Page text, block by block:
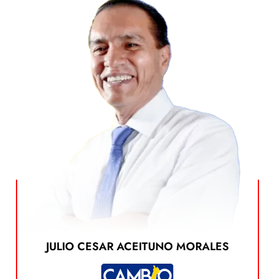
JULIO CESAR ACEITUNO MORALES
Puedes ver el plan de gobierno de este candidato
dando clic en el siguiente botón: